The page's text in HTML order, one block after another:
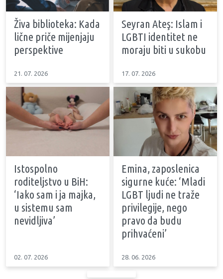
Živa biblioteka: Kada
lične priče mijenjaju
perspektive
21. 07. 2026
Seyran Ateş: Islam i
LGBTI identitet ne
moraju biti u sukobu
17. 07. 2026
Istospolno
roditeljstvo u BiH:
‘Iako sam i ja majka,
u sistemu sam
nevidljiva’
02. 07. 2026
Emina, zaposlenica
sigurne kuće: ‘Mladi
LGBT ljudi ne traže
privilegije, nego
pravo da budu
prihvaćeni’
28. 06. 2026